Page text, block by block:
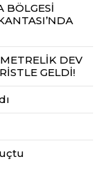
BÖLGESİ
DEV
GELDİ!